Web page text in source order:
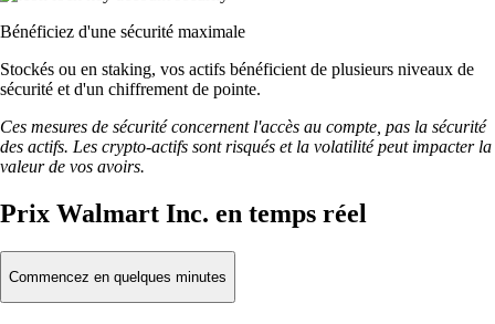
Bénéficiez d'une sécurité maximale
Stockés ou en staking, vos actifs bénéficient de plusieurs niveaux de
sécurité et d'un chiffrement de pointe.
Ces mesures de sécurité concernent l'accès au compte, pas la sécurité
des actifs. Les crypto-actifs sont risqués et la volatilité peut impacter la
valeur de vos avoirs.
Prix Walmart Inc. en temps réel
Commencez en quelques minutes